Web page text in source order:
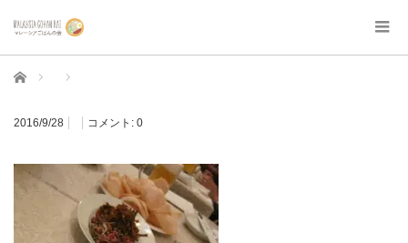
ホーム
2016/9/28 コメント: 0